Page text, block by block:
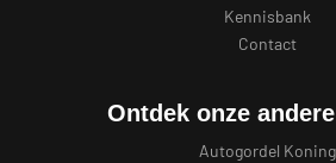
Kennisbank
Contact
Ontdek onze
Autogordel Koning